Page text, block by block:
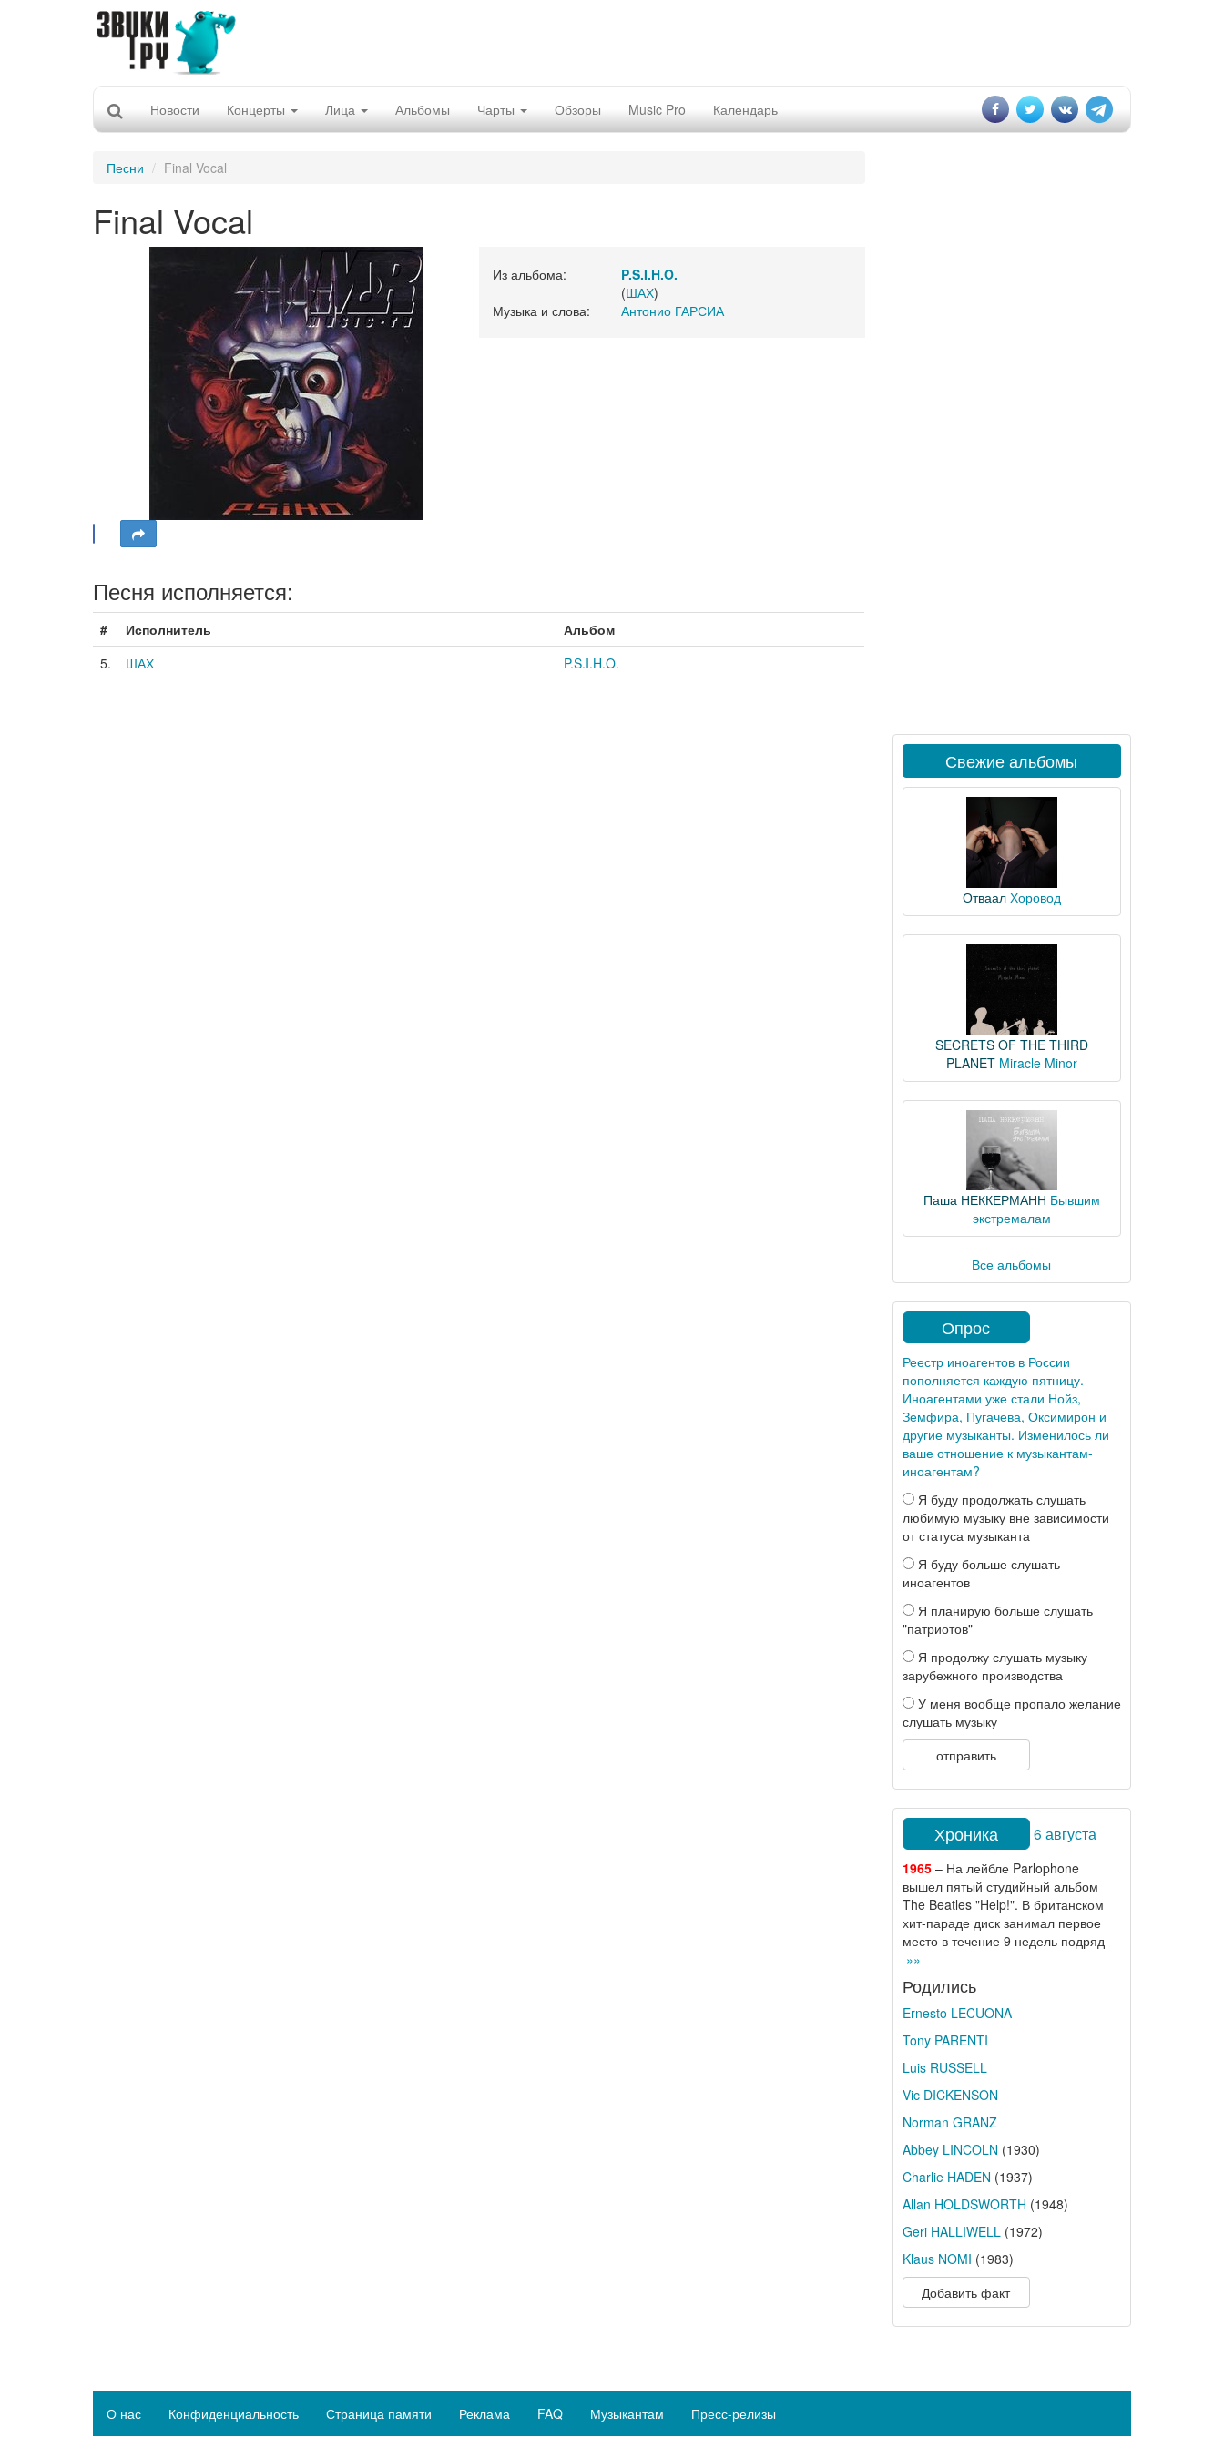
Новости Концерты Лица Альбомы Чарты Обзоры Music Pro Календарь
Песни Final Vocal
Final Vocal
Из альбома:
P.S.I.H.O.
(ШАХ)
Музыка и слова:
Антонио ГАРСИА
Песня исполняется:
# Исполнитель
Альбом
5.
ШАХ P.S.I.H.O.
Свежие альбомы
Отваал Хоровод
SECRETS OF THE THIRD
PLANET Miracle Minor
Паша НЕККЕРМАНН Бывшим
экстремалам
Все альбомы
Опрос
Реестр иноагентов в России
пополняется каждую пятницу.
Иноагентами уже стали Нойз,
Земфира, Пугачева, Оксимирон и
другие музыканты. Изменилось ли
ваше отношение к музыкантам-
иноагентам?
Я буду продолжать слушать
любимую музыку вне зависимости
от статуса музыканта
Я буду больше слушать
иноагентов
Я планирую больше слушать
"патриотов"
Я продолжу слушать музыку
зарубежного производства
У меня вообще пропало желание
слушать музыку
отправить
Хроника 6 августа
1965– На лейбле Parlophone
вышел пятый студийный альбом
The Beatles "Help!". В британском
хит-параде диск занимал первое
место в течение 9 недель подряд
»»
Родились
Ernesto LECUONA
Tony PARENTI
Luis RUSSELL
Vic DICKENSON
Norman GRANZ
Abbey LINCOLN (1930)
Charlie HADEN (1937)
Allan HOLDSWORTH (1948)
Geri HALLIWELL(1972)
Klaus NOMI (1983)
Добавить факт
О нас Конфиденциальность Страница памяти Реклама FAQ Музыкантам Пресс-релизы